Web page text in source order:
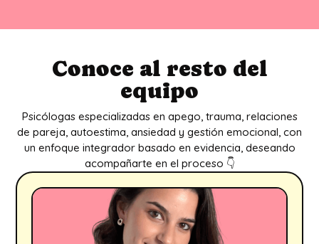
Conoce al resto del
equipo
Psicólogas especializadas en apego, trauma, relaciones
de pareja, autoestima, ansiedad y gestión emocional, con
un enfoque integrador basado en evidencia, deseando
acompañarte en el proceso 👇